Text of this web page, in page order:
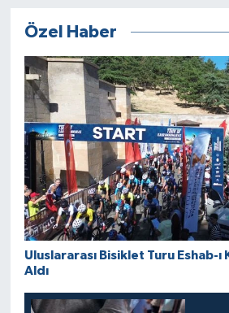
Özel Haber
Uluslararası Bisiklet Turu Eshab-
Aldı